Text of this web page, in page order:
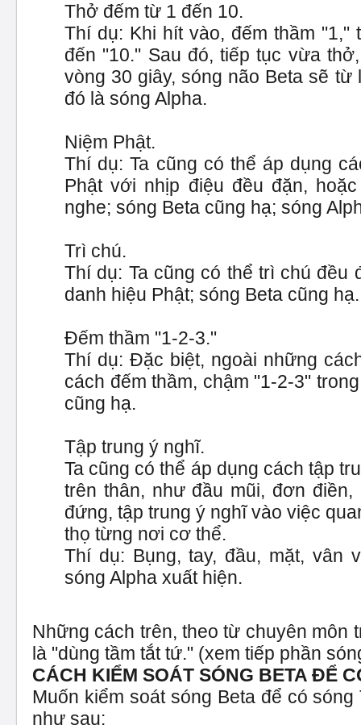
Thở đếm từ 1 đến 10.
Thí dụ: Khi hít vào, đếm thầm "1,"
đến "10." Sau đó, tiếp tục vừa
vòng 30 giây, sóng não Beta sẽ từ
đó là sóng Alpha.
Niệm Phật.
Thí dụ: Ta cũng có thể áp dụng
Phật với nhịp điệu đều đặn,
nghe; sóng Beta cũng hạ; sóng
Trì chú.
Thí dụ: Ta cũng có thể trì chú đều
danh hiệu Phật; sóng Beta cũng hạ.
Đếm thầm "1-2-3."
Thí dụ: Đặc biệt, ngoài những
cách đếm thầm, chậm "1-2-3"
cũng hạ.
Tập trung ý nghĩ.
Ta cũng có thể áp dụng cách tập
trên thân, như đầu mũi, đơn
đứng, tập trung ý nghĩ vào việc
thọ từng nơi cơ thể.
Thí dụ: Bụng, tay, đầu, mặt, vân
sóng Alpha xuất hiện.
Những cách trên, theo từ chuyên môn
là "dùng tầm tắt tứ." (xem tiếp phần
CÁCH KIỂM SOÁT SÓNG BETA ĐỂ
Muốn kiểm soát sóng Beta để có
như sau: